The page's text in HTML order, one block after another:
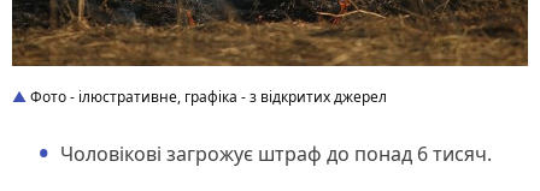
Фото - ілюстративне, графіка - з відкритих джерел
Чоловікові загрожує штраф до понад 6 тисяч.